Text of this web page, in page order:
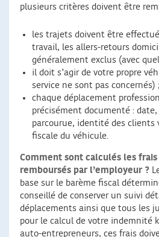
plusieurs critères doivent être
les trajets doivent être
travail, les allers-retours
généralement exclus (avec
il doit s’agir de votre propre
service ne sont pas concernés) ;
chaque déplacement
précisément documenté :
parcourue, identité des clients
fiscale du véhicule.
Comment sont calculés les
remboursés par l’employeur ?
base sur le barème fiscal
conseillé de conserver un suivi
déplacements ainsi que tous les
pour le calcul de votre indemnité
auto-entrepreneurs, ces frais